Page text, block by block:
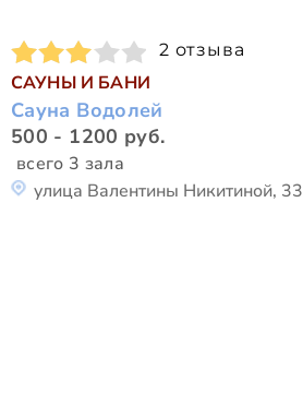
2 отзыва
САУНЫ И БАНИ
Сауна Водолей
500 - 1200 руб.
всего 3 зала
улица Валентины Никитиной, 33